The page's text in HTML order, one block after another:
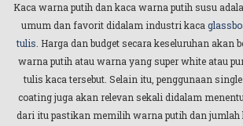
Kaca warna putih dan kaca warna putih susu
umum dan favorit didalam industri kaca
tulis . Harga dan budget secara keseluruhan akan
warna putih atau warna yang super white atau
tulis kaca tersebut. Selain itu, penggunaan
coating juga akan relevan sekali didalam
dari itu pastikan memilih warna putih dan jumlah